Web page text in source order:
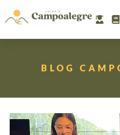
BLOG